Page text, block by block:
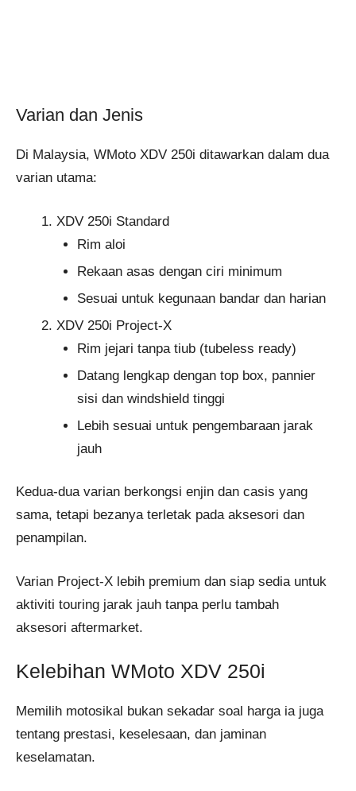
Varian dan Jenis
Di Malaysia, WMoto XDV 250i ditawarkan dalam dua
varian utama:
XDV 250i Standard
Rim aloi
Rekaan asas dengan ciri minimum
Sesuai untuk kegunaan bandar dan harian
XDV 250i Project-X
Rim jejari tanpa tiub (tubeless ready)
Datang lengkap dengan top box, pannier
sisi dan windshield tinggi
Lebih sesuai untuk pengembaraan jarak
jauh
Kedua-dua varian berkongsi enjin dan casis yang
sama, tetapi bezanya terletak pada aksesori dan
penampilan.
Varian Project-X lebih premium dan siap sedia untuk
aktiviti touring jarak jauh tanpa perlu tambah
aksesori aftermarket.
Kelebihan WMoto XDV 250i
Memilih motosikal bukan sekadar soal harga ia juga
tentang prestasi, keselesaan, dan jaminan
keselamatan.